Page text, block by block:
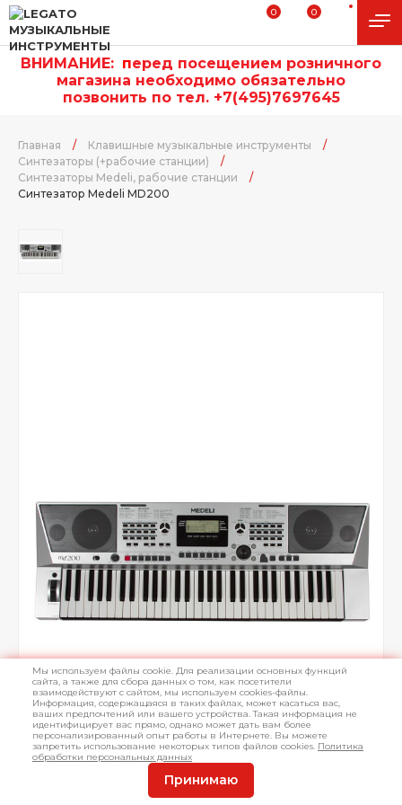
0 0
ВНИМАНИЕ: перед посещением розничного
магазина необходимо обязательно
позвонить по тел. +7(495)7697645
Главная / Клавишные музыкальные инструменты
/
Синтезаторы (+рабочие станции)
/
Синтезаторы Medeli, рабочие станции
/
Синтезатор Medeli MD200
Мы используем файлы cookie. Для реализации основных функций
сайта, а также для сбора данных о том, как посетители
взаимодействуют с сайтом, мы используем cookies-файлы.
Информация, содержащаяся в таких файлах, может касаться вас,
ваших предпочтений или вашего устройства. Такая информация не
идентифицирует вас прямо, однако может дать вам более
персонализированный опыт работы в Интернете. Вы можете
запретить использование некоторых типов файлов cookies. Политика
обработки персональных данных
Принимаю